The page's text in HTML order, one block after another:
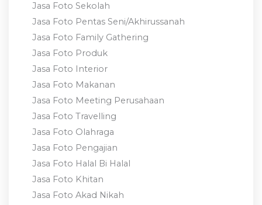
Jasa Foto Sekolah
Jasa Foto Pentas Seni/Akhirussanah
Jasa Foto Family Gathering
Jasa Foto Produk
Jasa Foto Interior
Jasa Foto Makanan
Jasa Foto Meeting Perusahaan
Jasa Foto Travelling
Jasa Foto Olahraga
Jasa Foto Pengajian
Jasa Foto Halal Bi Halal
Jasa Foto Khitan
Jasa Foto Akad Nikah